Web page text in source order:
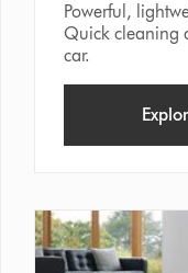
Powerful,
Quick cleaning
car.